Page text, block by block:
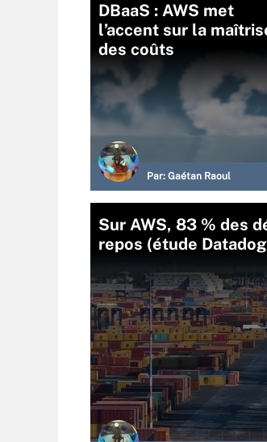
DBaaS : AWS met
l’accent sur la
des coûts
Par: Gaétan Raoul
Sur AWS, 83 % des
repos (étude